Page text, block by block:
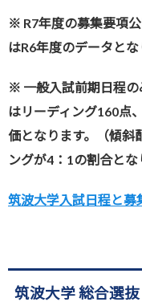
※ R7年度の募集要項
はR6年度のデータとな
※ 一般入試前期日程の
はリーディング160点
価となります。（傾斜
ングが4：1の割合とな
筑波大学入試日程と募
筑波大学 総合選抜